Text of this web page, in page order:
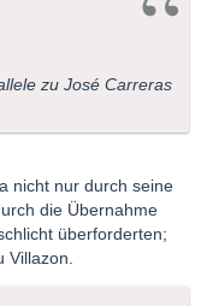
zu José Carreras
nicht nur durch seine
die Übernahme
überforderten;
Villazon.